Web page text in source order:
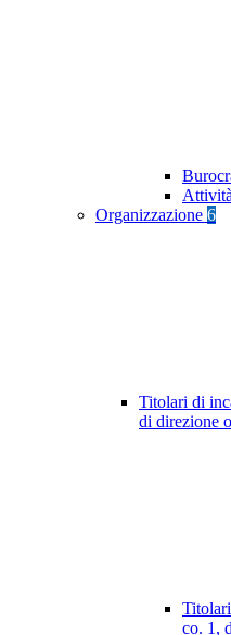
Organizzazione 6
Titolari di
di direzione
co. 1,